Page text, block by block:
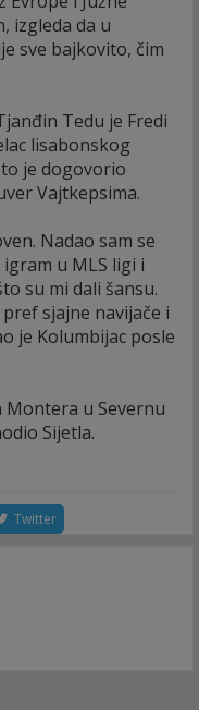
izgleda da u
sve bajkovito, čim
Tedu je Fredi
lisabonskog
je dogovorio
Vajtkepsima.
Nadao sam se
u MLS ligi i
su mi dali šansu.
sjajne navijače i
je Kolumbijac posle
Montera u Severnu
Sijetla.
Twitter